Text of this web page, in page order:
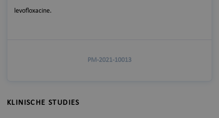
levofloxacine.
PM-2021-10013
KLINISCHE STUDIES